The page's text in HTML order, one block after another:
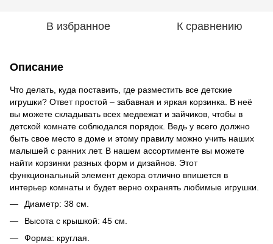
В избранное К сравнению
Описание
Что делать, куда поставить, где разместить все детские
игрушки? Ответ простой – забавная и яркая корзинка. В неё
вы можете складывать всех медвежат и зайчиков, чтобы в
детской комнате соблюдался порядок. Ведь у всего должно
быть свое место в доме и этому правилу можно учить наших
малышей с ранних лет. В нашем ассортименте вы можете
найти корзинки разных форм и дизайнов. Этот
функциональный элемент декора отлично впишется в
интерьер комнаты и будет верно охранять любимые игрушки.
Диаметр: 38 см.
Высота с крышкой: 45 см.
Форма: круглая.